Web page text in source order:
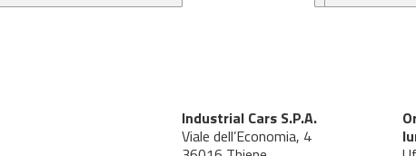
Industrial Cars S.P.A.
Viale dell’Economia, 4